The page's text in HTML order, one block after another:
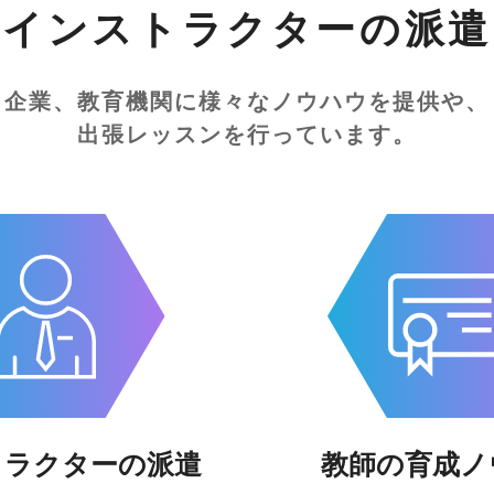
インストラクターの派遣
企業、教育機関に様々なノウハウを提供や、
出張レッスンを行っています。
クターの派遣 教師の育成ノ